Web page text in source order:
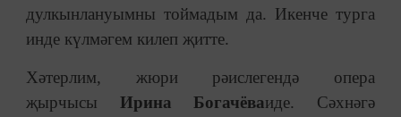
дулкынлануымны тоймадым да. Икенче турга
инде күлмәгем килеп җитте.
Хәтерлим, жюри рәислегендә опера
җырчысы Ирина Богачёваиде. Сәхнәгә